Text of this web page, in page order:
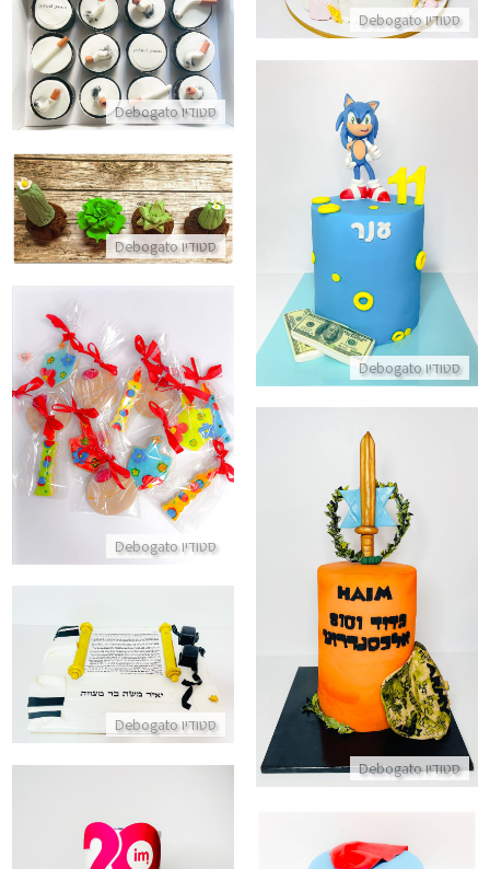
סטודיו Debogato
סטודיו Debogato
קאפקייקס סיגריות
התקשר/י
סטודיו Debogato
עוגת סוניק מבצק סוכר
התקשר/י סטודיו Debogato
קאפקייקס לטו בשבט מבצק
התקשר/י
סטודיו Debogato
עוגיות מעוצבת לחנוכה
התקשר/י
סטודיו Debogato
עוגה למפקד
התקשר/י
סטודיו Debogato
עוגה מעוצבת כשרה לבר מצווה
התקשר/י